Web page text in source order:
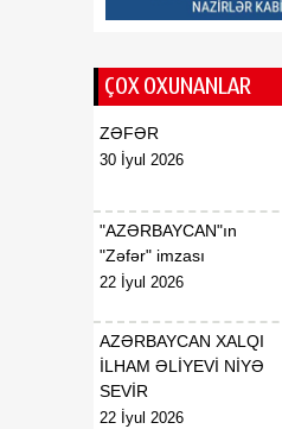
Azərbaycanın xarici
siyasətinin əsasında milli
dayanır
Azərbaycan
diplomatiyasının növbəti
zəfəri idi
Tarixi Vaşinqton görüşü:
ABŞ-Azərbaycan
əlaqələrində və Cənubi
Qafqazın sülh
ÇOX OXUNANLAR
ZƏFƏR
30 İyul 2026
"AZƏRBAYCAN"ın
"Zəfər" imzası
22 İyul 2026
AZƏRBAYCAN XALQI
İLHAM ƏLİYEVİ NİYƏ
SEVİR
22 İyul 2026